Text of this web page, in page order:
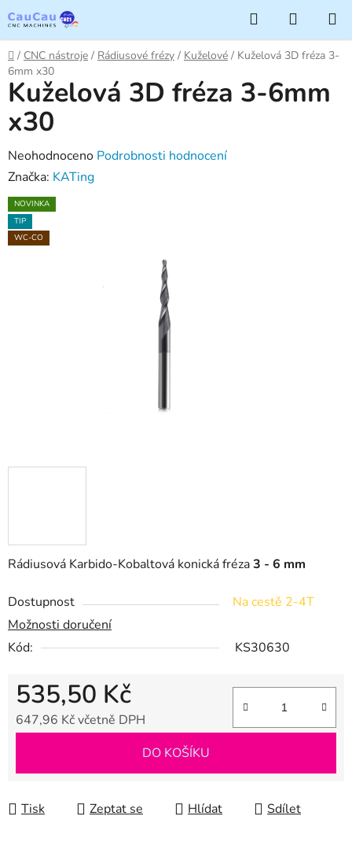
na
obsah
Hledat
KOŠÍK
Domů
/ CNC nástroje / Rádiusové frézy / Kuželové / Kuželová 3D fréza 3-
6mm x30
Rádiusová Karbido-Kobaltová konická fréza3 - 6 mm
Dostupnost
Na cestě 2-4T
Možnosti doručení
Kód:
KS30630
535,50 Kč
647,96 Kč včetně DPH
DO KOŠÍKU
Tisk Zeptat se Hlídat Sdílet
Kuželová 3D fréza 3-6mm
x30
Průměrné
hodnocení
produktu
je
0,0
Neohodnoceno Podrobnosti hodnocení
Značka: KATing
NOVINKA
TIP
WC-CO